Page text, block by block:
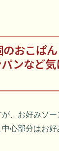
おこぱ
ンなど
、お好みソ
心部分はお好